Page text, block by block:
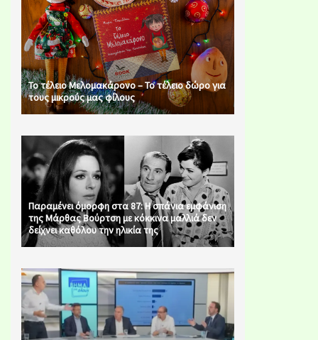
Το τέλειο Μελομακάρονο – Το τέλειο δώρο για
τους μικρούς μας φίλους
Παραμένει όμορφη στα 87: Η σπάνια εμφάνιση
της Μάρθας Βούρτση με κόκκινα μαλλιά δεν
δείχνει καθόλου την ηλικία της